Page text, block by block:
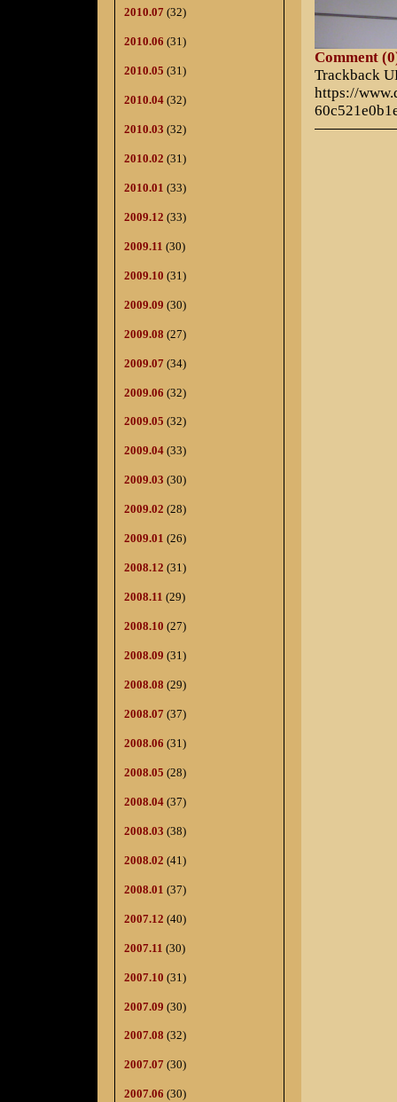
2010.07 (32)
2010.06 (31)
2010.05 (31)
2010.04 (32)
2010.03 (32)
2010.02 (31)
2010.01 (33)
2009.12 (33)
2009.11 (30)
2009.10 (31)
2009.09 (30)
2009.08 (27)
2009.07 (34)
2009.06 (32)
2009.05 (32)
2009.04 (33)
2009.03 (30)
2009.02 (28)
2009.01 (26)
2008.12 (31)
2008.11 (29)
2008.10 (27)
2008.09 (31)
2008.08 (29)
2008.07 (37)
2008.06 (31)
2008.05 (28)
2008.04 (37)
2008.03 (38)
2008.02 (41)
2008.01 (37)
2007.12 (40)
2007.11 (30)
2007.10 (31)
2007.09 (30)
2007.08 (32)
2007.07 (30)
2007.06 (30)
Comment
Trackback
https://